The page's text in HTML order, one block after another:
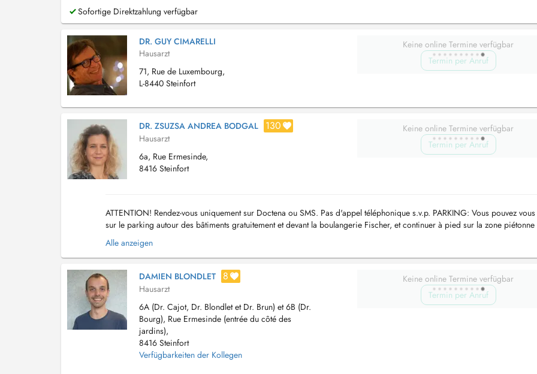
Sofortige Direktzahlung verfügbar
DR. GUY CIMARELLI
Hausarzt
71, Rue de Luxembourg,
L-8440 Steinfort
Keine online Termine verfügbar
Termin per Anruf
DR. ZSUZSA ANDREA BODGAL 130
Hausarzt
6a, Rue Ermesinde,
8416 Steinfort
Keine online Termine verfügbar
Termin per Anruf
ATTENTION! Rendez-vous uniquement sur Doctena ou SMS. Pas d'appel téléphonique s.v.p. PARKING: Vous pouvez
sur le parking autour des bâtiments gratuitement et devant la boulangerie Fischer, et continuer à pied sur la zone piétonne
les nouveaux bâtiments durant 50 m. La p...
Alle anzeigen
DAMIEN BLONDLET 8
Hausarzt
6A (Dr. Cajot, Dr. Blondlet et Dr. Brun) et 6B (Dr.
Bourg), Rue Ermesinde (entrée du côté des
jardins),
8416 Steinfort
Verfügbarkeiten der Kollegen
Keine online Termine verfügbar
Termin per Anruf